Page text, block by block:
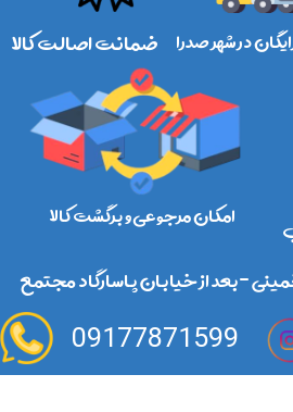
در شهر صدرا
امکان مرجوعی و برگشت کالا
ضمانت اصالت کالا
-بعد از خیابان پاسارگاد مجتمع
09177871599